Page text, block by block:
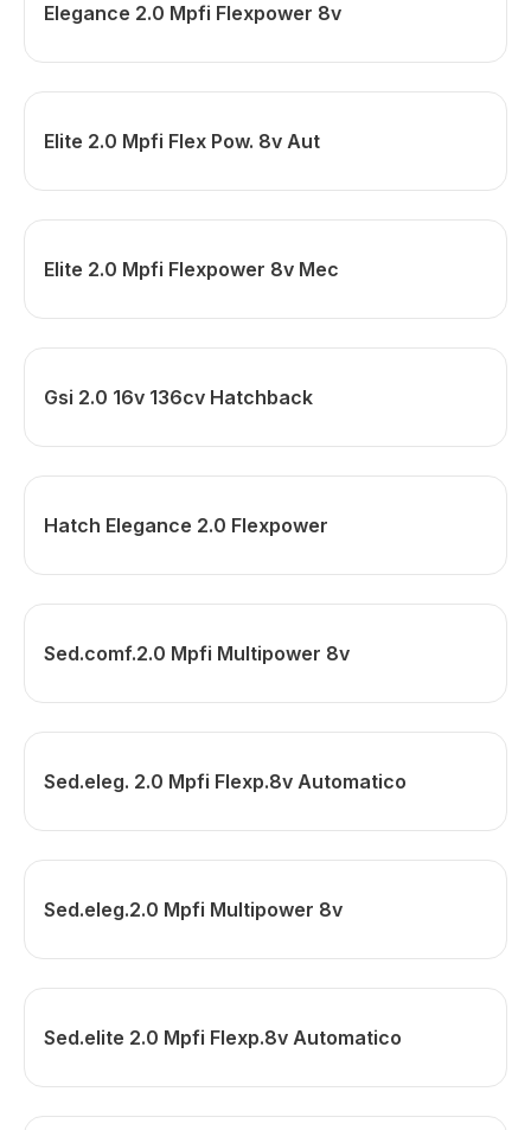
Elegance 2.0 Mpfi Flexpower 8v
Elite 2.0 Mpfi Flex Pow. 8v Aut
Elite 2.0 Mpfi Flexpower 8v Mec
Gsi 2.0 16v 136cv Hatchback
Hatch Elegance 2.0 Flexpower
Sed.comf.2.0 Mpfi Multipower 8v
Sed.eleg. 2.0 Mpfi Flexp.8v Automatico
Sed.eleg.2.0 Mpfi Multipower 8v
Sed.elite 2.0 Mpfi Flexp.8v Automatico